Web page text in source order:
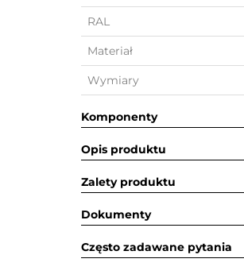
RAL
Materiał
Wymiary
Komponenty
Opis produktu
Zalety produktu
Dokumenty
Często zadawane pytania